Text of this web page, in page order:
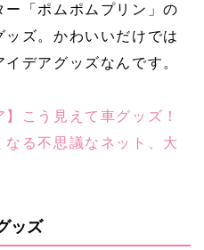
「ポムポムプリン」の
ズ。かわいいだけでは
デアグッズなんです。
】こう見えて車グッズ！
る不思議なネット、大
ッズ